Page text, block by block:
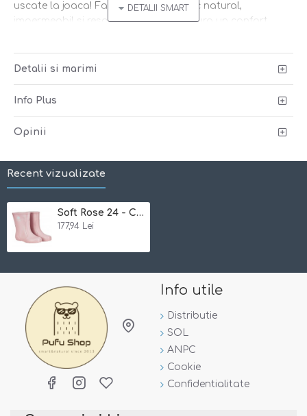
uscate la joaca! Fabricate din cauciuc natural,
impermeabil si respirabil, cizmele asigura un confort
previne alunecarea! Alege smart!
reglator sub talpa. In felul acesta, apa care stropeste se
o punga pentru depozitare
Detalii si marimi
Info Plus
Opinii
Recent vizualizate
Soft Rose 24 - Cizme de ploaie din cauciuc natural - CeLaVi
177,94 Lei
Info utile
Distributie
SOL
ANPC
Cookie
Confidentialitate